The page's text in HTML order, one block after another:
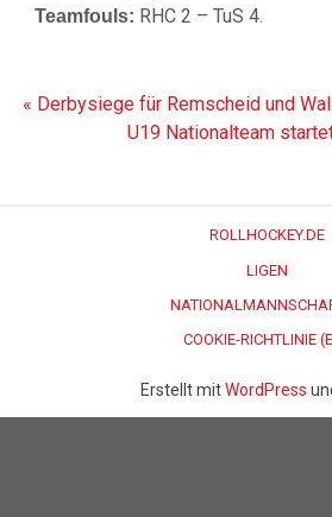
Teamfouls: RHC 2 – TuS 4.
« Derbysiege für Remscheid und
U19 Nationalteam
ROLLHOCKEY.DE
LIGEN
COOKIE-RICHTLINIE
Erstellt mitWordPress